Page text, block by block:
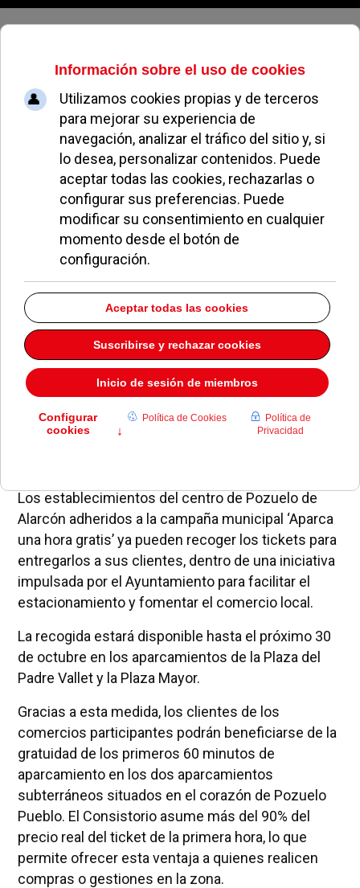
Domingo, 09 de agosto de 2026
Los comercios de Pozuelo ya
pueden recoger los tickets para
ofrecer una hora de aparcamiento
gratis
BLAS BARRADO NOTICIAS DE POZUELO 21 OCTUBRE 2025
Los establecimientos del centro de Pozuelo de
Alarcón adheridos a la campaña municipal ‘Aparca
una hora gratis’ ya pueden recoger los tickets para
entregarlos a sus clientes, dentro de una iniciativa
impulsada por el Ayuntamiento para facilitar el
estacionamiento y fomentar el comercio local.
La recogida estará disponible hasta el próximo 30
de octubre en los aparcamientos de la Plaza del
Padre Vallet y la Plaza Mayor.
Gracias a esta medida, los clientes de los
comercios participantes podrán beneficiarse de la
gratuidad de los primeros 60 minutos de
aparcamiento en los dos aparcamientos
subterráneos situados en el corazón de Pozuelo
Pueblo. El Consistorio asume más del 90% del
precio real del ticket de la primera hora, lo que
permite ofrecer esta ventaja a quienes realicen
compras o gestiones en la zona.